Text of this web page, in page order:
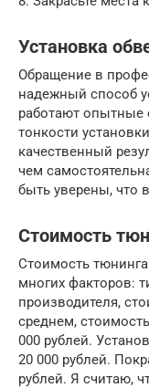
Установка
Обращение в
надежный способ
работают опытные
тонкости
качественный
чем
быть уверены, что
Стоимость
Стоимость
многих факторов:
производителя,
среднем,
000 рублей.
20 000 рублей.
рублей. Я считаю,